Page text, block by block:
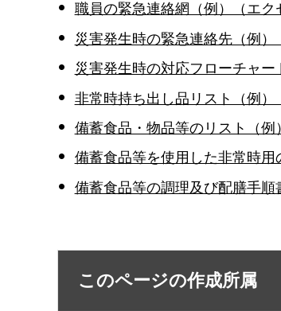
職員の緊急連絡網（例）（エク
災害発生時の緊急連絡先（例）
災害発生時の対応フローチャー
非常時持ち出し品リスト（例）
備蓄食品・物品等のリスト（例
備蓄食品等を使用した非常時用
備蓄食品等の調理及び配膳手順
このページの作成所属